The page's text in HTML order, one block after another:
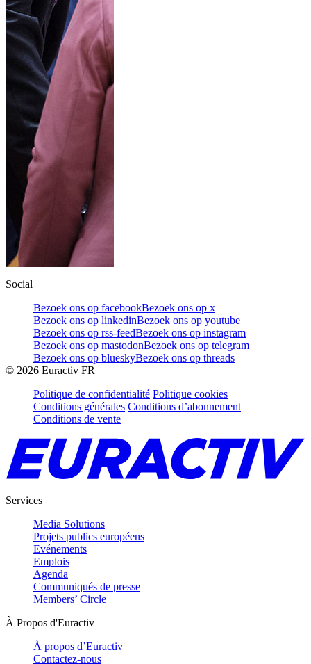
Social
Bezoek ons op facebookBezoek ons op x
Bezoek ons op linkedinBezoek ons op youtube
Bezoek ons op rss-feedBezoek ons op instagram
Bezoek ons op mastodonBezoek ons op telegram
Bezoek ons op blueskyBezoek ons op threads
© 2026 Euractiv FR
Politique de confidentialité Politique cookies
Conditions générales Conditions d’abonnement
Conditions de vente
Services
Media Solutions
Projets publics européens
Evénements
Emplois
Agenda
Communiqués de presse
Members’ Circle
À Propos d'Euractiv
À propos d’Euractiv
Contactez-nous